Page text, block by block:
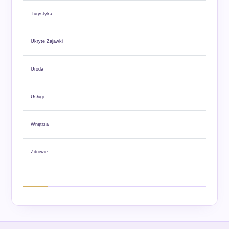
Turystyka
Ukryte Zajawki
Uroda
Usługi
Wnętrza
Zdrowie